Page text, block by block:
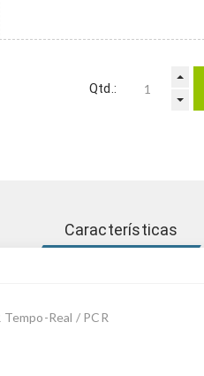
Qtd.:
Características
Tempo-Real / PCR